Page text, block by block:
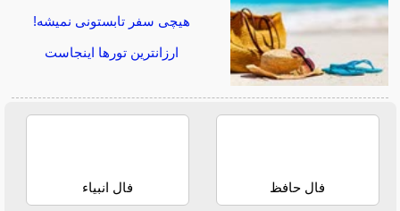
هیچی سفر تابستونی نمیشه!
ارزانترین تورها اینجاست
فال حافظ فال انبیاء